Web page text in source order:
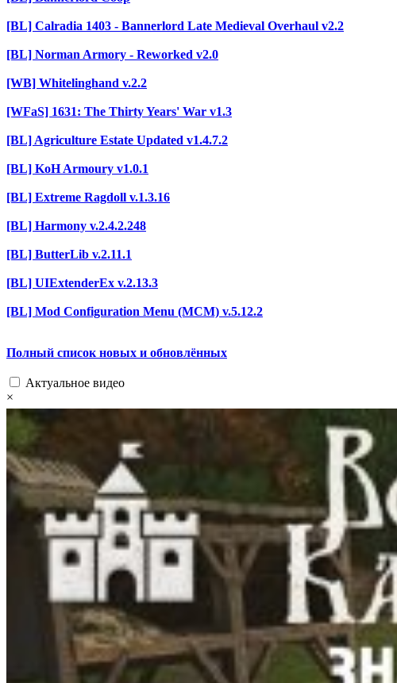
[BL] Calradia 1403 - Bannerlord Late Medieval Overhaul v2.2
[BL] Norman Armory - Reworked v2.0
[WB] Whitelinghand v.2.2
[WFaS] 1631: The Thirty Years' War v1.3
[BL] Agriculture Estate Updated v1.4.7.2
[BL] KoH Armoury v1.0.1
[BL] Extreme Ragdoll v.1.3.16
[BL] Harmony v.2.4.2.248
[BL] ButterLib v.2.11.1
[BL] UIExtenderEx v.2.13.3
[BL] Mod Configuration Menu (MCM) v.5.12.2
Полный список новых и обновлённых
Актуальное видео
×